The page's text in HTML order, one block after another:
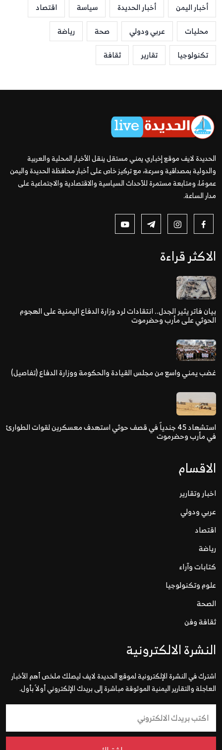
أخبار اليمن أخبار الحديدة سياسة
اقتصاد
محليات
عربي ودولي صحة
رياضة
تكنولوجيا
تقارير ثقافة
الحديدة لايف موقع إخباري يمني مستقل ينقل الأخبار المحلية والعربية
والدولية بمصداقية وسرعة، مع تركيز خاص على أخبار محافظة الحديدة واليمن
عمومًا، ومتابعة مستمرة للأحداث السياسية والاقتصادية والاجتماعية على
مدار الساعة.
الاكثر قراءة
بيان فاتر يثير الجدل.. انتقادات لرد وزارة الدفاع اليمنية على الهجوم
الحوثي على مأرب وحضرموت
غضب يمني واسع من مجلس القيادة والحكومة ووزارة الدفاع (تفاصيل)
استشهاد 45 جندياً في قصف حوثي استهدف معسكرين لقوات الطوارئ
في مأرب وحضرموت
الاقسام
اخبار وتقارير
عربي ودولي
اقتصاد
رياضة
كتابات وآراء
علوم وتكنولوجيا
الصحة
ثقافة وفن
النشرة الالكترونية
اشترك في النشرة الإلكترونية لموقع الحديدة لايف ليصلك ملخص أهم الأخبار
العاجلة والتقارير اليمنية الموثوقة مباشرة إلى بريدك الإلكتروني أولاً بأول.